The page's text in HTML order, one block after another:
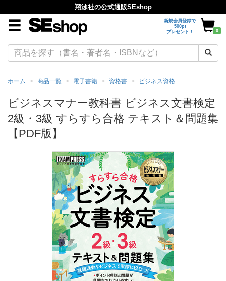
翔泳社の公式通販SEshop
新規会員登録で
500pt
プレゼント！
0
ホーム 商品一覧 電子書籍 資格書 ビジネス資格
ビジネスマナー教科書 ビジネス文書検定
2級・3級 すらすら合格 テキスト＆問題集
【PDF版】